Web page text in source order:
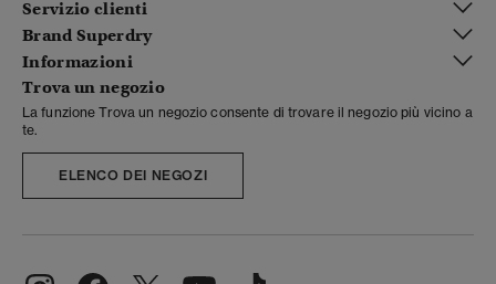
Servizio clienti
Brand Superdry
Informazioni
Trova un negozio
La funzione Trova un negozio consente di trovare il negozio più vicino a
te.
ELENCO DEI NEGOZI